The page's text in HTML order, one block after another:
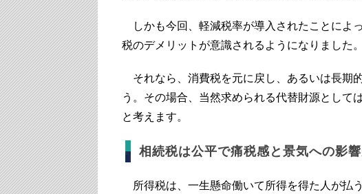
しかも今回、軽減税率が導入されたことによ
税のデメリットが意識されるようになりました。
それなら、消費税を元に戻し、あるいは長期
う。その場合、当然求められる代替財源として
と考えます。
相続税は公平で痛税感と景気への影
所得税は、一生懸命働いて所得を得た人が払